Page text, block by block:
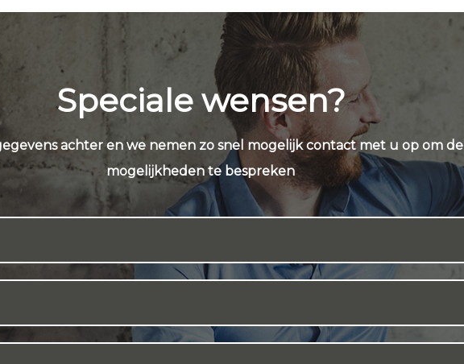
Speciale wensen?
achter en we nemen zo snel mogelijk contact met u op om de
mogelijkheden te bespreken